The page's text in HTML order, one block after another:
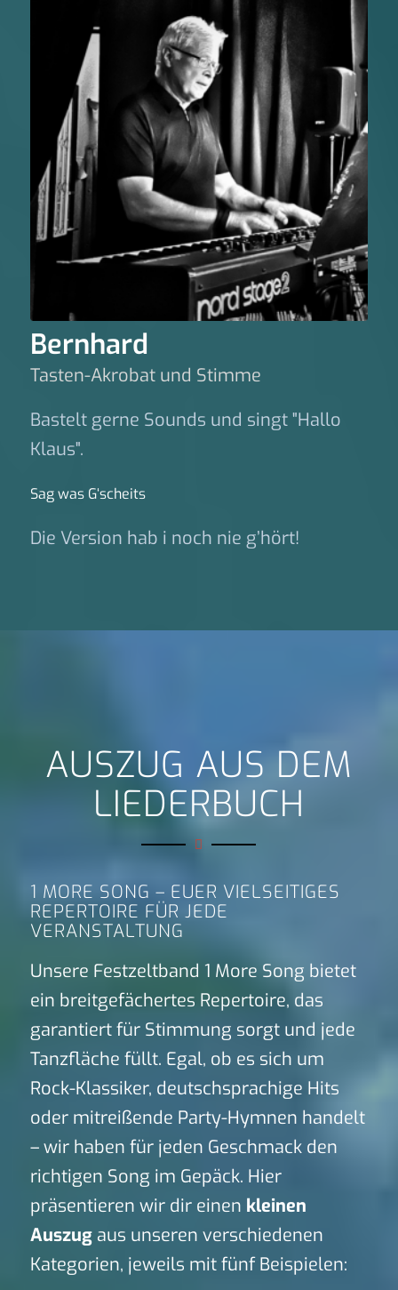
Bernhard
Tasten-Akrobat und Stimme
Bastelt gerne Sounds und singt "Hallo
Klaus".
Sag was G‘scheits
Die Version hab i noch nie g’hört!
AUSZUG AUS DEM
LIEDERBUCH
1 MORE SONG – EUER VIELSEITIGES
REPERTOIRE FÜR JEDE
VERANSTALTUNG
Unsere Festzeltband 1 More Song bietet
ein breitgefächertes Repertoire, das
garantiert für Stimmung sorgt und jede
Tanzfläche füllt. Egal, ob es sich um
Rock-Klassiker, deutschsprachige Hits
oder mitreißende Party-Hymnen handelt
– wir haben für jeden Geschmack den
richtigen Song im Gepäck. Hier
präsentieren wir dir einen kleinen
Auszugaus unseren verschiedenen
Kategorien, jeweils mit fünf Beispielen: